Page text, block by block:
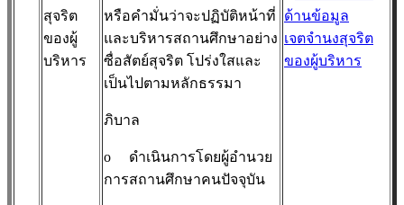
สุจริต
ของผู้
บริหาร
หรือคำมั่นว่าจะปฏิบัติหน้าที่
และบริหารสถานศึกษาอย่าง
ซื่อสัตย์สุจริต โปร่งใสและ
เป็นไปตามหลักธรรมา
ภิบาล
o ดำเนินการโดยผู้อำนวย
การสถานศึกษาคนปัจจุบัน
ด้านข้อมูล
เจตจำนงสุจริต
ของผู้บริหาร